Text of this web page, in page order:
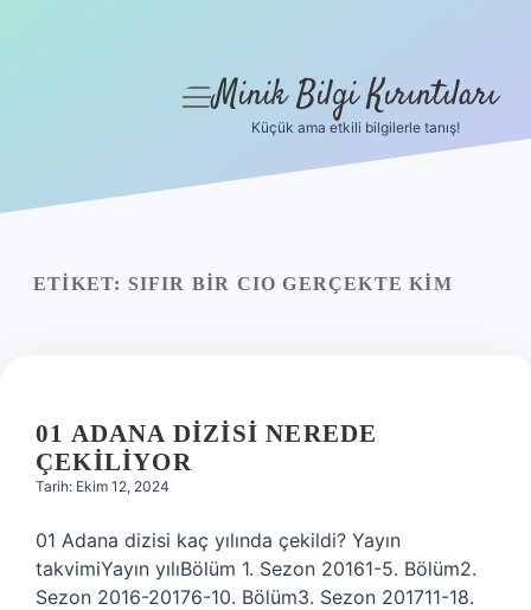
Yasal Uyarı
menüyü
Minik Bilgi Kırıntıları
Küçük ama etkili bilgilerle tanış!
ETIKET: SIFIR BIR CIO GERÇEKTE KIM
01 ADANA DIZISI NEREDE
ÇEKILIYOR
Tarih: Ekim 12, 2024
01 Adana dizisi kaç yılında çekildi? Yayın
takvimiYayın yılıBölüm 1. Sezon 20161-5. Bölüm2.
Sezon 2016-20176-10. Bölüm3. Sezon 201711-18.